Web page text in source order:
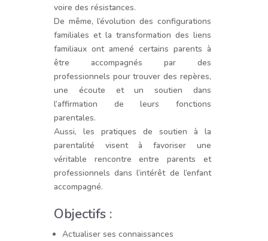
voire des résistances.
De même, l’évolution des configurations
familiales et la transformation des liens
familiaux ont amené certains parents à
être accompagnés par des
professionnels pour trouver des repères,
une écoute et un soutien dans
l’affirmation de leurs fonctions
parentales.
Aussi, les pratiques de soutien à la
parentalité visent à favoriser une
véritable rencontre entre parents et
professionnels dans l’intérêt de l’enfant
accompagné.
Objectifs :
Actualiser ses connaissances